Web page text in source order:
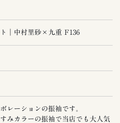
｜中村里砂×九重 F136
レーションの振袖です。
みカラーの振袖で当店でも大人気